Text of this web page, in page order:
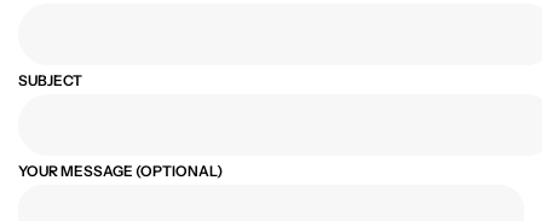
SUBJECT
YOUR MESSAGE (OPTIONAL)